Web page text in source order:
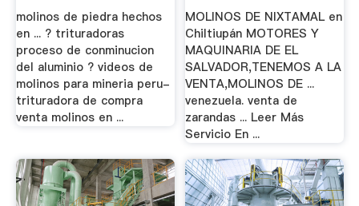
molinos de piedra hechos
en ... ? trituradoras
proceso de conminucion
del aluminio ? videos de
molinos para mineria peru-
trituradora de compra
venta molinos en ...
MOLINOS DE NIXTAMAL en
Chiltiupán MOTORES Y
MAQUINARIA DE EL
SALVADOR,TENEMOS A LA
VENTA,MOLINOS DE ...
venezuela. venta de
zarandas ... Leer Más
Servicio En ...